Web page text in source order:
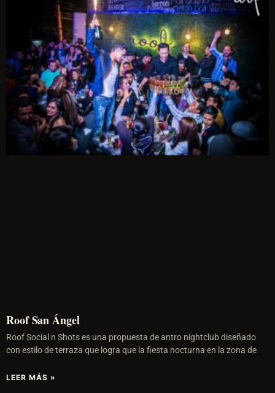
Roof San Ángel
Roof Social n Shots es una propuesta de antro nightclub diseñado
con estilo de terraza que logra que la fiesta nocturna en la zona de
LEER MÁS »